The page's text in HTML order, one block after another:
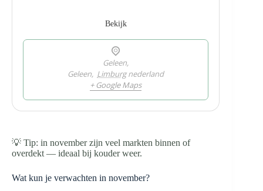
Bekijk
Geleen,
Geleen, Limburg nederland
+ Google Maps
💡 Tip: in november zijn veel markten binnen of
overdekt — ideaal bij kouder weer.
Wat kun je verwachten in november?